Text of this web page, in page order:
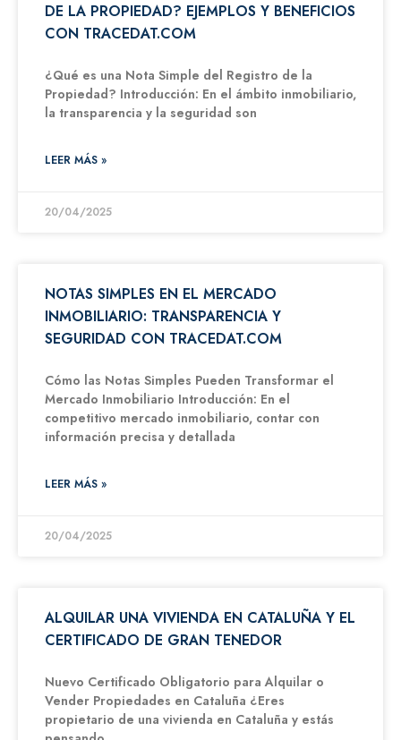
DE LA PROPIEDAD? EJEMPLOS Y BENEFICIOS
CON TRACEDAT.COM
¿Qué es una Nota Simple del Registro de la
Propiedad? Introducción: En el ámbito inmobiliario,
la transparencia y la seguridad son
LEER MÁS »
20/04/2025
NOTAS SIMPLES EN EL MERCADO
INMOBILIARIO: TRANSPARENCIA Y
SEGURIDAD CON TRACEDAT.COM
Cómo las Notas Simples Pueden Transformar el
Mercado Inmobiliario Introducción: En el
competitivo mercado inmobiliario, contar con
información precisa y detallada
LEER MÁS »
20/04/2025
ALQUILAR UNA VIVIENDA EN CATALUÑA Y EL
CERTIFICADO DE GRAN TENEDOR
Nuevo Certificado Obligatorio para Alquilar o
Vender Propiedades en Cataluña ¿Eres
propietario de una vivienda en Cataluña y estás